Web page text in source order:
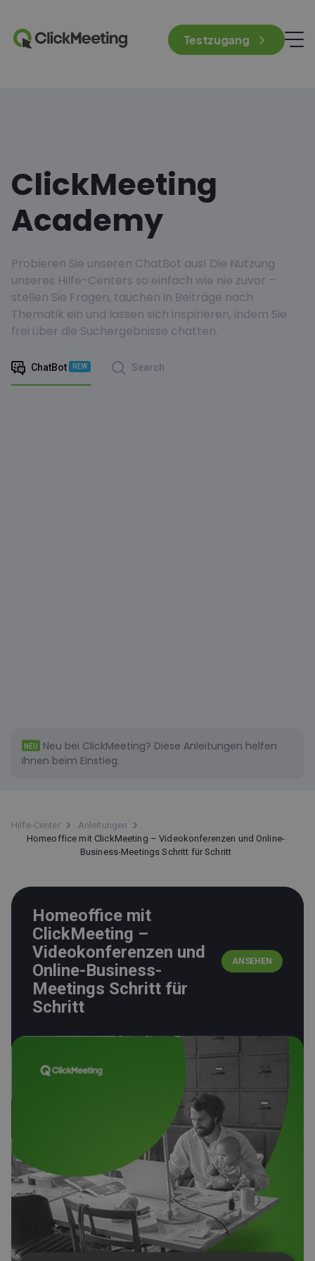
Testzugang
ClickMeeting
Academy
Probieren Sie unseren ChatBot aus! Die Nutzung
unseres Hilfe-Centers so einfach wie nie zuvor –
stellen Sie Fragen, tauchen in Beiträge nach
Thematik ein und lassen sich inspirieren, indem Sie
frei über die Suchergebnisse chatten.
ChatBot NEW Search
NEU Neu bei ClickMeeting? Diese Anleitungen helfen
Ihnen beim Einstieg.
Hilfe-Center
Anleitungen
Homeoffice mit ClickMeeting – Videokonferenzen und Online-
Business-Meetings Schritt für Schritt
Homeoffice mit
ClickMeeting –
Videokonferenzen und
Online-Business-
Meetings Schritt für
Schritt
ANSEHEN